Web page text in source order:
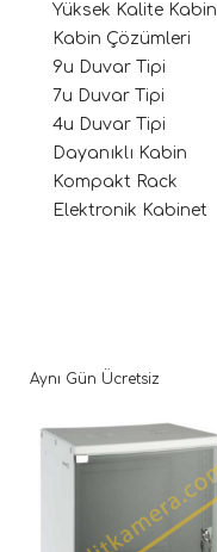
Yüksek Kalite Kabin
Kabin Çözümleri
9u Duvar Tipi
7u Duvar Tipi
4u Duvar Tipi
Dayanıklı Kabin
Kompakt Rack
Elektronik Kabinet
Aynı Gün Ücretsiz